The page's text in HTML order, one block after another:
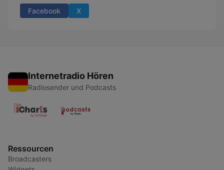
Facebook X
Internetradio Hören
Radiosender und Podcasts
Ressourcen
Broadcasters